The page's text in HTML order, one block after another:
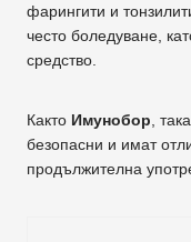
фарингити и
често боледуване,
средство.
Както Имунобор ,
безопасни и имат
продължителна